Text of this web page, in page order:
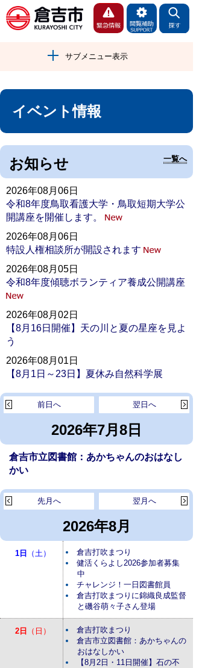
サブメニュー表示
イベント情報
お知らせ 一覧へ
2026年08月06日
令和8年度鳥取看護大学・鳥取短期大学公
開講座を開催します。
2026年08月06日
特設人権相談所が開設されます
2026年08月05日
令和8年度傾聴ボランティア養成公開講座
2026年08月02日
【8月16日開催】天の川と夏の星座を見よ
う
2026年08月01日
【8月1日～23日】夏休み自然科学展
2026年7月8日
翌日へ
前日へ
倉吉市立図書館：あかちゃんのおはなし
かい
2026年8月
翌月へ
先月へ
1日 （土）
倉吉打吹まつり
健活くらよし2026参加者募集
中
チャレンジ！一日図書館員
倉吉打吹まつりに錦織良成監督
と磯谷萌々子さん登場
2日 （日）
倉吉打吹まつり
倉吉市立図書館：あかちゃんの
おはなしかい
【8月2日・11日開催】石の不